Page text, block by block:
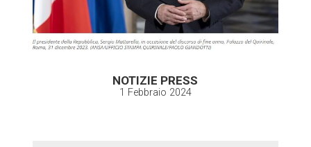
NOTIZIE PRESS
1 Febbraio 2024